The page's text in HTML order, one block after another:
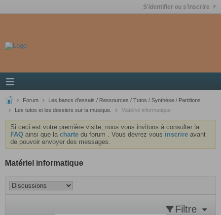
S'identifier ou s'inscrire
Forum
Les bancs d'essais / Ressources / Tutos / Synthèse / Partitions
Les tutos et les dossiers sur la musique.
Matériel informatique
Si ceci est votre première visite, nous vous invitons à consulter la
FAQ ainsi que la charte du forum . Vous devrez vous inscrire avant
de pouvoir envoyer des messages.
Matériel informatique
Filtre